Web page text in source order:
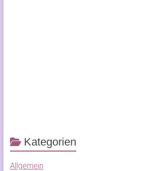
Kategorien
Allgemein